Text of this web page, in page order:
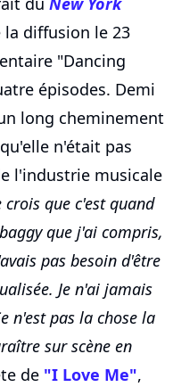
la diffusion le 23
"Dancing
épisodes. Demi
long cheminement
n'était pas
l'industrie musicale
crois que c'est quand
que j'ai compris,
pas besoin d'être
Je n'ai jamais
n'est pas la chose la
sur scène en
de "I Love Me",